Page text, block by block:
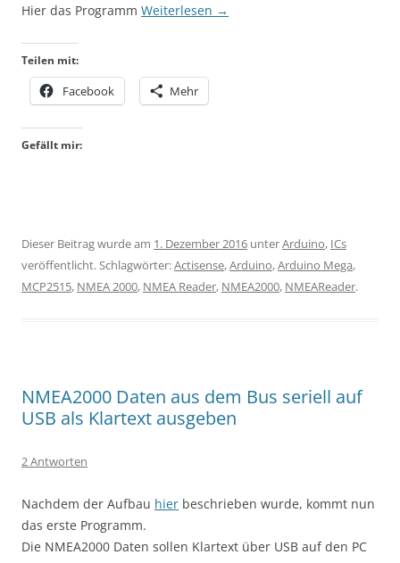
Hier das Programm Weiterlesen →
Teilen mit:
Facebook Mehr
Gefällt mir:
Dieser Beitrag wurde am 1. Dezember 2016 unterArduino, ICs
veröffentlicht. Schlagwörter:Actisense,Arduino,Arduino Mega,
MCP2515, NMEA 2000, NMEA Reader, NMEA2000, NMEAReader.
NMEA2000 Daten aus dem Bus seriell auf
USB als Klartext ausgeben
2 Antworten
Nachdem der Aufbau hier beschrieben wurde, kommt nun
das erste Programm.
Die NMEA2000 Daten sollen Klartext über USB auf den PC